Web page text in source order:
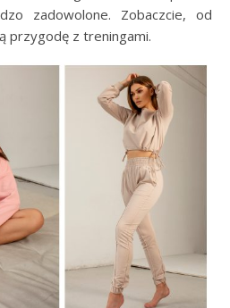
zadowolone. Zobaczcie, od
przygodę z treningami.